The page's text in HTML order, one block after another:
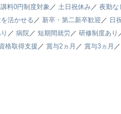
料0円制度対象 ／ 土日祝休み ／夜勤な
活かせる ／ 新卒・第二新卒歓迎 ／ 日
／病院 ／短期間就労 ／研修制度あり
格取得支援 ／賞与2ヵ月 ／賞与3ヵ月